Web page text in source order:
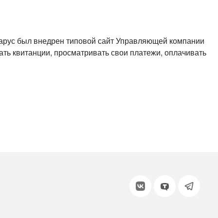
был внедрен типовой сайт Управляющей компании
квитанции, просматривать свои платежи, оплачивать